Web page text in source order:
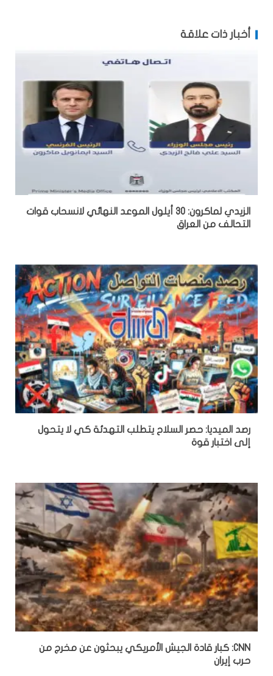
أخبار ذات علاقة
الزيدي لماكرون: 30 أيلول الموعد النهائي لانسحاب قوات
التحالف من العراق
رصد الميديا: حصر السلاح يتطلب التهدئة كي لا يتحول
إلى اختبار قوة
CNN: كبار قادة الجيش الأمريكي يبحثون عن مخرج من
حرب إيران